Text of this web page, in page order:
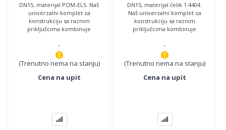
DN15, materijal POM-ELS. Naš
univerzalni komplet za
konstrukciju sa raznim
priključcima kombinuje
najboljom jednostavnošću
-
(Trenutno nema na stanju)
Cena na upit
DN15, materijal čelik 1.4404.
Naš univerzalni komplet za
konstrukciju sa raznim
priključcima kombinuje
najboljom jednostavnošću
-
(Trenutno nema na stanju)
Cena na upit